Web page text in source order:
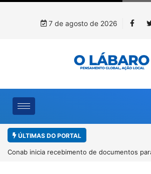
7 de agosto de 2026
ÚLTIMAS DO PORTAL
Workshop internacional debate futuro da